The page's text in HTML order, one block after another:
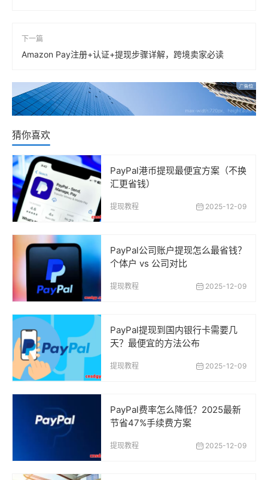
下一篇
Amazon Pay注册+认证+提现步骤详解，跨境卖家必读
猜你喜欢
PayPal港币提现最便宜方案（不换
汇更省钱）
提现教程 2025-12-09
PayPal公司账户提现怎么最省钱？
个体户 vs 公司对比
提现教程 2025-12-09
PayPal提现到国内银行卡需要几
天？最便宜的方法公布
提现教程 2025-12-09
PayPal费率怎么降低？2025最新
节省47%手续费方案
提现教程 2025-12-09